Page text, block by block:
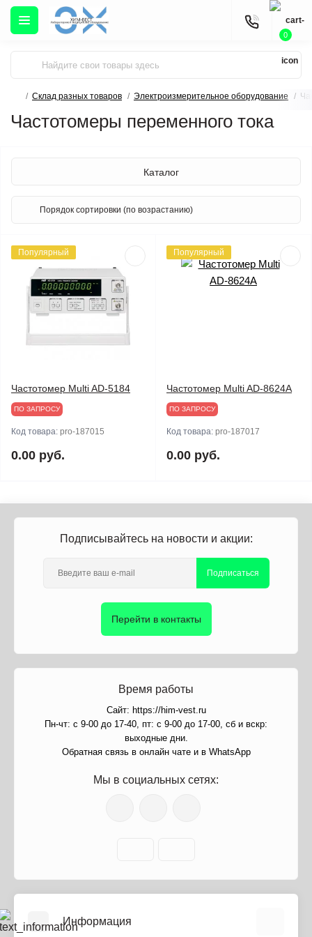
0
Склад разных товаров Электроизмерительное оборудование
Частотомеры переменного тока
Каталог
Популярный
Частотомер Multi AD-5184
ПО ЗАПРОСУ
Код товара: pro-187015
0.00 руб.
Популярный
Частотомер Multi AD-8624A
ПО ЗАПРОСУ
Код товара: pro-187017
0.00 руб.
Подписывайтесь на новости и акции:
Подписаться
Перейти в контакты
Время работы
Сайт: https://him-vest.ru
Пн-чт: с 9-00 до 17-40, пт: с 9-00 до 17-00, сб и вскр:
выходные дни.
Обратная связь в онлайн чате и в WhatsApp
Мы в социальных сетях:
Информация